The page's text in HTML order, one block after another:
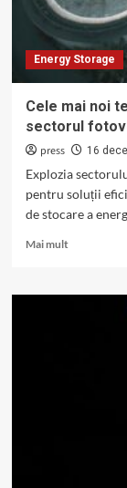
și
alte
tehnologii?
Energy Storage
Cele mai noi
sectorul
press 16
Explozia
pentru soluții
de stocare a
Mai multRead
Cele